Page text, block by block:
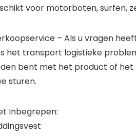
voor motorboten, surfen,
– Als u vragen
het transport logistieke
bent met het product of het
sturen.
Inbegrepen: